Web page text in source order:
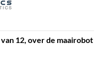
12, over de maairobot